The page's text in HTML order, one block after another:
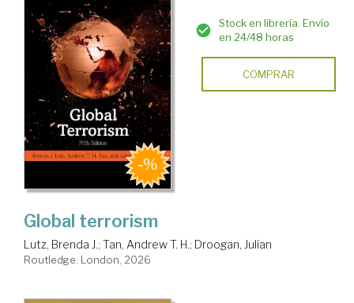
Stock en librería. Envío
en 24/48 horas
COMPRAR
Global terrorism
Lutz, Brenda J.; Tan, Andrew T. H.; Droogan, Julian
Routledge. London, 2026